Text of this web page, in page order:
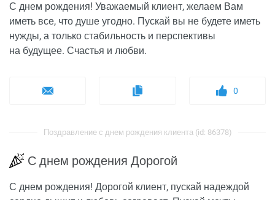
С днем рождения! Уважаемый клиент, желаем Вам
иметь все, что душе угодно. Пускай вы не будете иметь
нужды, а только стабильность и перспективы
на будущее. Счастья и любви.
0
Поздравление с днем рождения клиента (id: 86378)
С днем рождения Дорогой
С днем рождения! Дорогой клиент, пускай надеждой